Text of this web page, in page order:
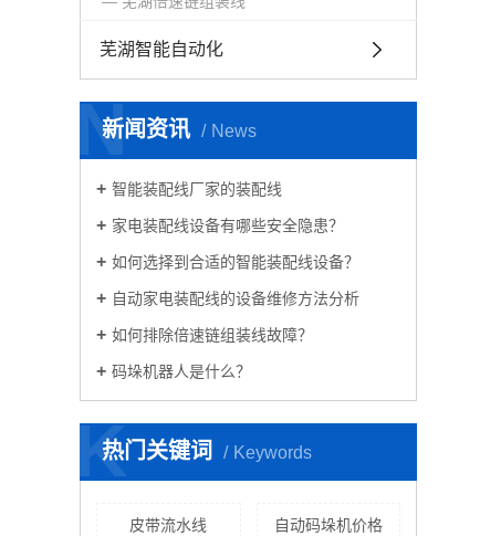
芜湖智能自动化
新闻资讯 News
N
智能装配线厂家的装配线
家电装配线设备有哪些安全隐患？
如何选择到合适的智能装配线设备？
自动家电装配线的设备维修方法分析
如何排除倍速链组装线故障？
码垛机器人是什么？
热门关键词 Keywords
K
皮带流水线 自动码垛机价格